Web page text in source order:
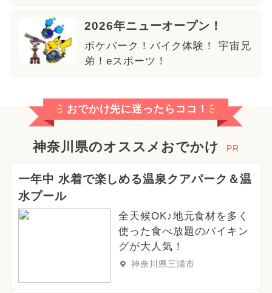
2026年ニューオープン！
ポケパーク！バイク体験！ 宇宙兄
弟！eスポーツ！
おでかけ先に迷ったらココ！
神奈川県のオススメおでかけ PR
一年中 水着で楽しめる温泉クアパーク＆温
水プール
全天候OK♪地元食材を多く
使った食べ放題のバイキン
グが大人気！
神奈川県三浦市